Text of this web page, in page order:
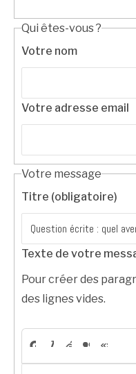
Qui êtes-vous ?
Votre nom
Votre adresse email
Votre message
Titre (obligatoire)
Texte de votre
Pour créer des
des lignes vides.